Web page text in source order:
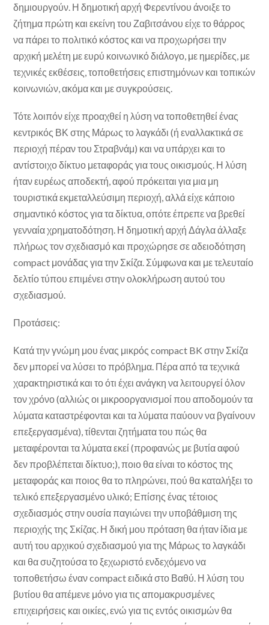
δημιουργούν. Η δημοτική αρχή Φερεντίνου άνοιξε το
ζήτημα πρώτη και εκείνη του Ζαβιτσάνου είχε το θάρρος
να πάρει το πολιτικό κόστος και να προχωρήσει την
αρχική μελέτη με ευρύ κοινωνικό διάλογο, με ημερίδες, με
τεχνικές εκθέσεις, τοποθετήσεις επιστημόνων και τοπικών
κοινωνιών, ακόμα και με συγκρούσεις.
Τότε λοιπόν είχε προαχθεί η λύση να τοποθετηθεί ένας
κεντρικός ΒΚ στης Μάρως το λαγκάδι (ή εναλλακτικά σε
περιοχή πέραν του Στραβνάμ) και να υπάρχει και το
αντίστοιχο δίκτυο μεταφοράς για τους οικισμούς. Η λύση
ήταν ευρέως αποδεκτή, αφού πρόκειται για μια μη
τουριστικά εκμεταλλεύσιμη περιοχή, αλλά είχε κάποιο
σημαντικό κόστος για τα δίκτυα, οπότε έπρεπε να βρεθεί
γενναία χρηματοδότηση. Η δημοτική αρχή Δάγλα άλλαξε
πλήρως τον σχεδιασμό και προχώρησε σε αδειοδότηση
compact μονάδας για την Σκίζα. Σύμφωνα και με τελευταίο
δελτίο τύπου επιμένει στην ολοκλήρωση αυτού του
σχεδιασμού.
Προτάσεις:
Κατά την γνώμη μου ένας μικρός compact BK στην Σκίζα
δεν μπορεί να λύσει το πρόβλημα. Πέρα από τα τεχνικά
χαρακτηριστικά και το ότι έχει ανάγκη να λειτουργεί όλον
τον χρόνο (αλλιώς οι μικροοργανισμοί που αποδομούν τα
λύματα καταστρέφονται και τα λύματα παύουν να βγαίνουν
επεξεργασμένα), τίθενται ζητήματα του πώς θα
μεταφέρονται τα λύματα εκεί (προφανώς με βυτία αφού
δεν προβλέπεται δίκτυο;), ποιο θα είναι το κόστος της
μεταφοράς και ποιος θα το πληρώνει, πού θα καταλήξει το
τελικό επεξεργασμένο υλικό; Επίσης ένας τέτοιος
σχεδιασμός στην ουσία παγιώνει την υποβάθμιση της
περιοχής της Σκίζας. Η δική μου πρόταση θα ήταν ίδια με
αυτή του αρχικού σχεδιασμού για της Μάρως το λαγκάδι
και θα συζητούσα το ξεχωριστό ενδεχόμενο να
τοποθετήσω έναν compact ειδικά στο Βαθύ. Η λύση του
βυτίου θα απέμενε μόνο για τις απομακρυσμένες
επιχειρήσεις και οικίες, ενώ για τις εντός οικισμών θα